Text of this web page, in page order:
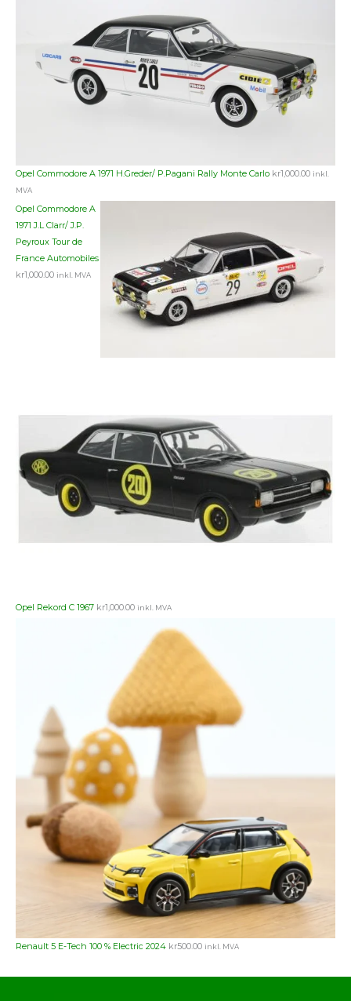
Opel Commodore A 1971 H.Greder/ P.Pagani Rally Monte Carlo kr1,000.00 inkl.
MVA
Opel Commodore A
1971 J.L Clarr/ J.P.
Peyroux Tour de
France Automobiles
kr1,000.00 inkl. MVA
Opel Rekord C 1967 kr1,000.00 inkl. MVA
Renault 5 E-Tech 100 % Electric 2024 kr500.00 inkl. MVA